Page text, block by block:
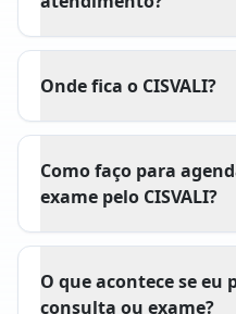
Onde fica o CISVALI?
Como faço para
exame pelo CISVALI?
O que acontece se eu
consulta ou exame?